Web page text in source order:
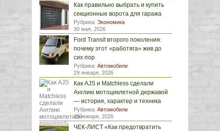
Как правильно выбрать и купить
секционные ворота для гаража
Рубрика: Экономика
30 мая, 2026
Ford Transit второго поколения:
почему этот «работяга» жив до
сих пор
Рубрика: Автомобили
29 января, 2026
Как AJS и Matchless сделали
Англию мотоциклетной державой
— история, характер и техника
Рубрика: Автомобили
29 января, 2026
ЧЕК-ЛИСТ «Как предотвратить